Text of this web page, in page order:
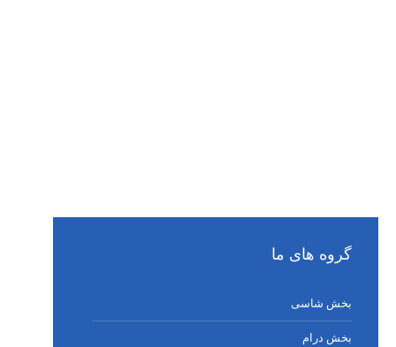
گروه های ما
بخش شاسی
بخش درام